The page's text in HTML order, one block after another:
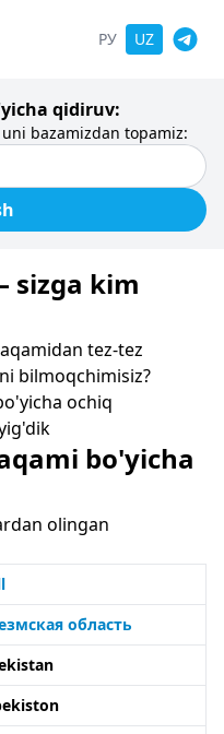
РУ UZ
qidiruv:
bazamizdan topamiz:
sizga kim
tez-tez
bilmoqchimisiz?
ochiq
bo'yicha
olingan
область